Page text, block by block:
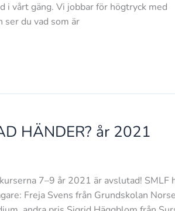
i vårt gäng. Vi jobbar för högtryck med
du vad som är
HÄNDER? år 2021
7–9 år 2021 är avslutad! SMLF
Freja Svens från Grundskolan